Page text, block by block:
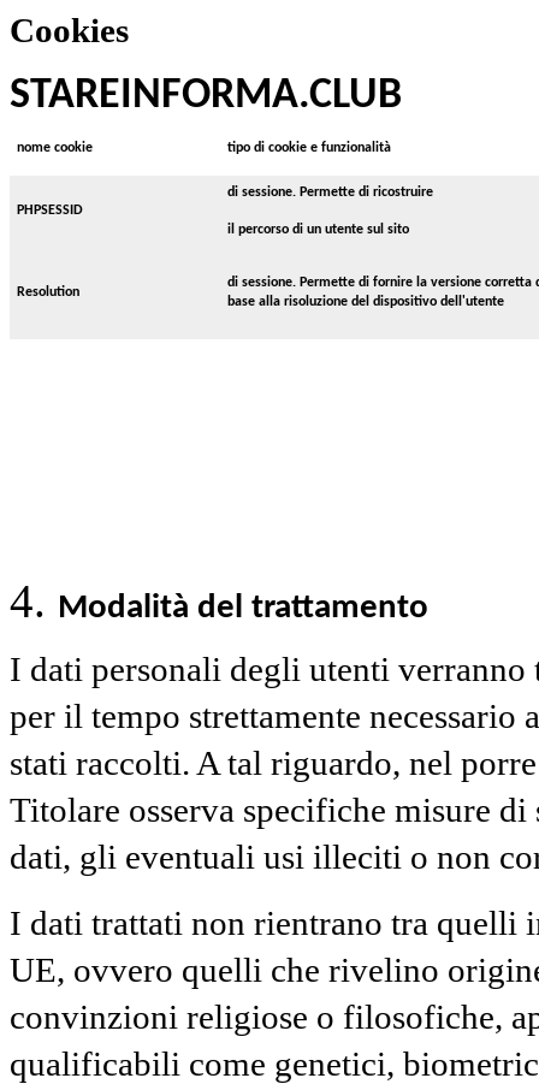
Cookies
STAREINFORMA.CLUB
nome cookie tipo di cookie e funzionalità
PHPSESSID
di sessione. Permette di ricostruire
il percorso di un utente sul sito
Resolution
di sessione. Permette di fornire la versione corretta
base alla risoluzione del dispositivo dell'utente
Modalità del trattamento
I dati personali degli utenti
per il tempo strettamente necessario
stati raccolti. A tal riguardo, nel
Titolare osserva specifiche misure
dati, gli eventuali usi illeciti o non
I dati trattati non rientrano tra quelli
UE, ovvero quelli che rivelino
convinzioni religiose o filosofiche,
qualificabili come genetici,